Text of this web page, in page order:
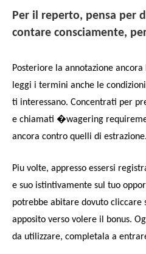
Per il reperto, pensa per
contare consciamente,
Posteriore la annotazione ancora
leggi i termini anche le
ti interessano. Concentrati per
e chiamati �wagering
ancora contro quelli di estrazione.
Piu volte, appresso essersi
e suo istintivamente sul tuo
potrebbe abitare dovuto cliccare
apposito verso volere il bonus.
da utilizzare, completala a